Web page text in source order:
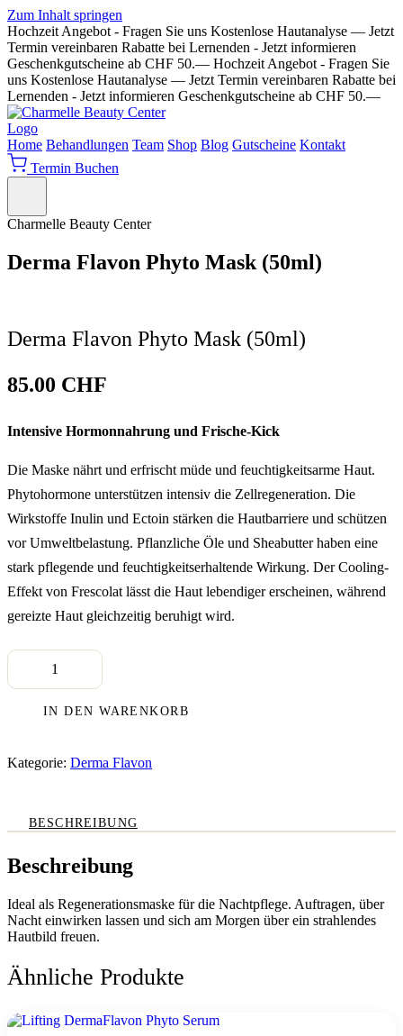
Zum Inhalt springen
Hochzeit Angebot - Fragen Sie uns Kostenlose Hautanalyse — Jetzt
Termin vereinbaren Rabatte bei Lernenden - Jetzt informieren
Geschenkgutscheine ab CHF 50.— Hochzeit Angebot - Fragen Sie
uns Kostenlose Hautanalyse — Jetzt Termin vereinbaren Rabatte bei
Lernenden - Jetzt informieren Geschenkgutscheine ab CHF 50.—
Home Behandlungen Team Shop Blog Gutscheine Kontakt
Termin Buchen
Charmelle Beauty Center
Derma Flavon Phyto Mask (50ml)
Derma Flavon Phyto Mask (50ml)
85.00 CHF
Intensive Hormonnahrung und Frische-Kick
Die Maske nährt und erfrischt müde und feuchtigkeitsarme Haut.
Phytohormone unterstützen intensiv die Zellregeneration. Die
Wirkstoffe Inulin und Ectoin stärken die Hautbarriere und schützen
vor Umweltbelastung. Pflanzliche Öle und Sheabutter haben eine
stark pflegende und feuchtigkeitserhaltende Wirkung. Der Cooling-
Effekt von Frescolat lässt die Haut lebendiger erscheinen, während
gereizte Haut gleichzeitig beruhigt wird.
Derma
Phyto
IN DEN WARENKORB
Kategorie: Derma Flavon
BESCHREIBUNG
Beschreibung
Ideal als Regenerationsmaske für die Nachtpflege. Auftragen, über
Nacht einwirken lassen und sich am Morgen über ein strahlendes
Hautbild freuen.
Ähnliche Produkte